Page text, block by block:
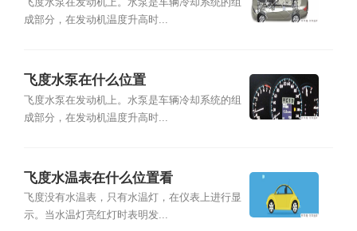
飞度水泵在发动机上。水泵是车辆冷却系统的组
成部分，在发动机温度升高时...
飞度水泵在什么位置
飞度水泵在发动机上。水泵是车辆冷却系统的组
成部分，在发动机温度升高时...
飞度水温表在什么位置看
飞度没有水温表，只有水温灯，在仪表上进行显
示。当水温灯亮红灯时表明发...